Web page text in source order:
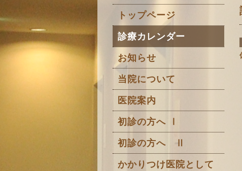
トップページ
診療カレンダー
お知らせ
当院について
医院案内
初診の方へ Ⅰ
初診の方へ Ⅱ
かかりつけ医院として